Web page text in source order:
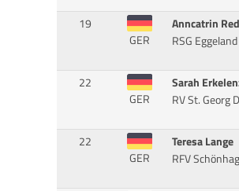
19
GER
Anncatrin
RSG
22
GER
Sarah
RV St. Georg
22
GER
Teresa Lange
RFV